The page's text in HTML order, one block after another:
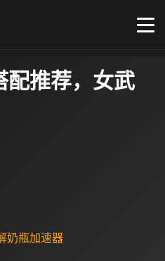
配推荐，女武
奶瓶加速器